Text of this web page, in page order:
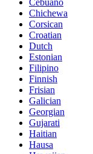
Cebuano
Chichewa
Corsican
Croatian
Dutch
Estonian
Filipino
Finnish
Frisian
Galician
Georgian
Gujarati
Haitian
Hausa